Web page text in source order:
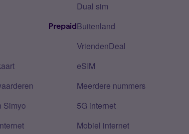
Prepaid
Simyo
Dual sim
Buitenland
VriendenDeal
eSIM
Meerdere nummers
5G internet
Mobiel internet